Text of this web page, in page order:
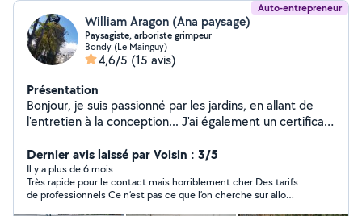
Auto-entrepreneur
William Aragon (Ana paysage)
Paysagiste, arboriste grimpeur
Bondy (Le Mainguy)
4,6/5 (15 avis)
Présentation
Bonjour, je suis passionné par les jardins, en allant de
l'entretien à la conception... J'ai également un certificat
aménagement paysager plusieurs formation sur
Dernier avis laissé par Voisin : 3/5
Il y a plus de 6 mois
Très rapide pour le contact mais horriblement cher Des tarifs
de professionnels Ce n’est pas ce que l’on cherche sur allo